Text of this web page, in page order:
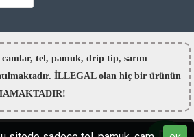
camlar, tel, pamuk, drip tip, sarım
İLLEGAL olan hiç bir ürünün